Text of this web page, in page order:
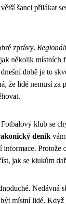
šanci přilákat
zprávy.
několik místních
době je to
že lidé nemusí za
klub se
deník vám
informace. Protože
jak se klukům
Nedávná
místní lidé. Když